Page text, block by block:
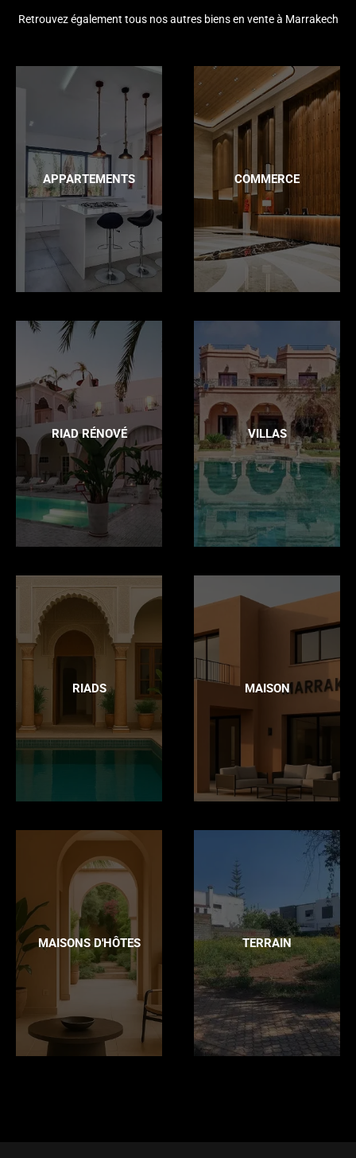
Retrouvez également tous nos autres biens en vente à Marrakech
APPARTEMENTS COMMERCE
RIAD RÉNOVÉ VILLAS
RIADS MAISON
MAISONS D'HÔTES TERRAIN